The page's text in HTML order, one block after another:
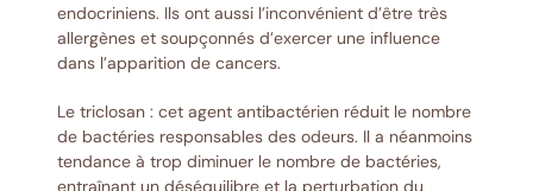
endocriniens. Ils ont aussi l’inconvénient d’être très
allergènes et soupçonnés d’exercer une influence
dans l’apparition de cancers.
Le triclosan : cet agent antibactérien réduit le nombre
de bactéries responsables des odeurs. Il a néanmoins
tendance à trop diminuer le nombre de bactéries,
entraînant un déséquilibre et la perturbation du